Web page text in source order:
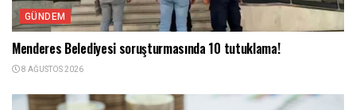
GÜNDEM
Menderes Belediyesi soruşturmasında 10 tutuklama!
8 AĞUSTOS 2026